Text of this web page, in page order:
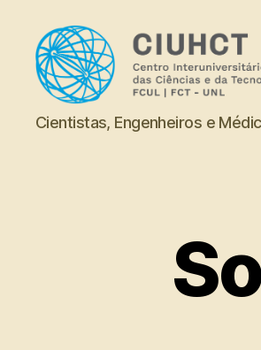
Dicionário
Cientistas, Engenheiros e